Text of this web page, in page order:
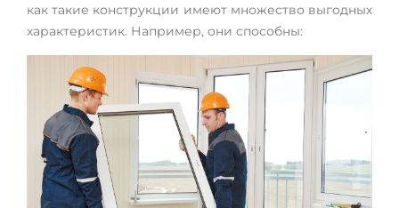
как такие конструкции имеют множество выгодных
характеристик. Например, они способны: